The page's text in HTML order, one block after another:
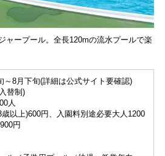
ャープール。全長120mの流水プールで楽
～8月下旬(詳細は公式サイト要確認)
替制)
人
以上)600円、入園料別途必要大人1200
円